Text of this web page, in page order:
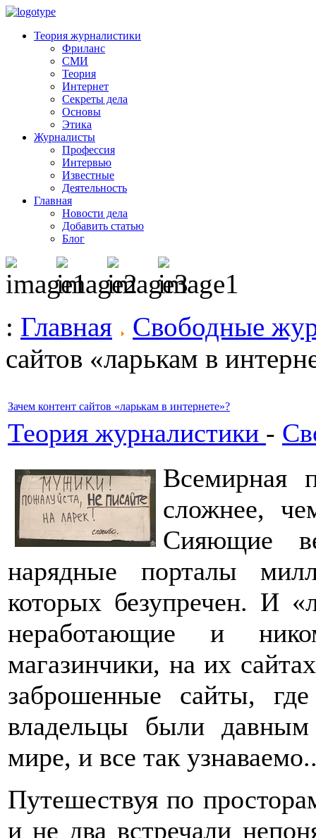
Теория журналистики
Фриланс
СМИ
Теория
Интернет
Секреты дела
Основы
Этика
Журналисты
Профессия
Интервью
Известные
Деятельность
Главная
Новости дела
Добавить статью
Блог
: Главная
Свободные
сайтов «ларькам в
Зачем контент сайтов «ларькам в интернете»?
Теория журналистики -
Всемирная
сложнее,
Сияющие
нарядные порталы
которых безупречен. И
неработающие и
магазинчики, на их
заброшенные сайты,
владельцы были
мире, и все так
Путешествуя по
и не два встречали